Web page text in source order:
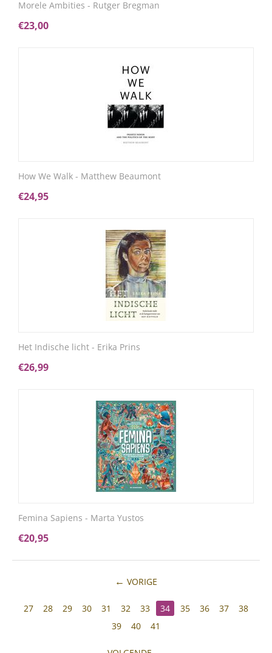
Morele Ambities - Rutger Bregman
€23,00
How We Walk - Matthew Beaumont
€24,95
Het Indische licht - Erika Prins
€26,99
Femina Sapiens - Marta Yustos
€20,95
VORIGE
27 28 29 30 31 32 33 34 35 36 37
38
39
40 41